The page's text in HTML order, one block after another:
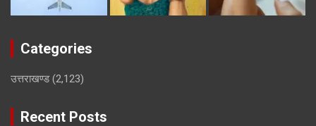
Categories
उत्तराखण्ड(2,123)
Recent Posts